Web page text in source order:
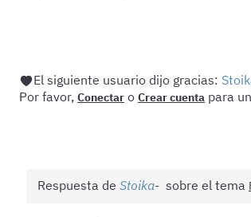
El siguiente usuario dijo gracias:
Por favor, Conectar o Crear cuenta para
Respuesta de Stoika sobre el tema